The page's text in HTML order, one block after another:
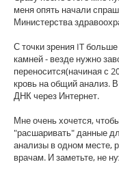
меня опять начали
Министерства
С точки зрения IT
камней - везде нужно
переносится(начиная с
кровь на общий анализ.
ДНК через Интернет.
Мне очень хочется,
"расшаривать" данные
анализы в одном месте,
врачам. И заметьте, не